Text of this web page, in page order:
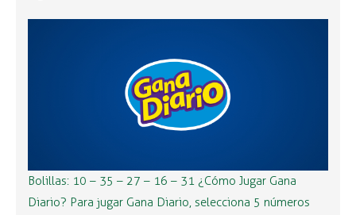
Bolillas: 10 – 35 – 27 – 16 – 31 ¿Cómo Jugar Gana
Diario? Para jugar Gana Diario, selecciona 5 números